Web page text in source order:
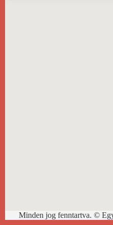
Minden jog fenntartva. ©